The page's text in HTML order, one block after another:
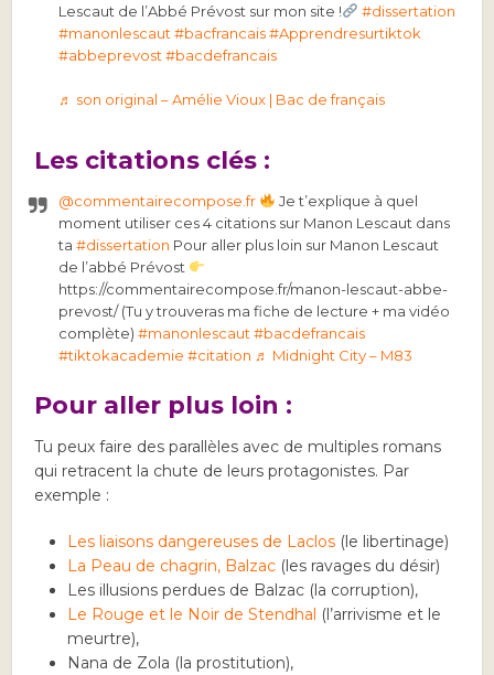
Lescaut de l’Abbé Prévost sur mon site !
#dissertation
#manonlescaut #bacfrancais #Apprendresurtiktok
#abbeprevost #bacdefrancais
♬ son original – Amélie Vioux | Bac de français
Les citations clés :
@commentairecompose.fr
Je t’explique à quel
moment utiliser ces 4 citations sur Manon Lescaut dans
ta#dissertation Pour aller plus loin sur Manon Lescaut
de l’abbé Prévost
https://commentairecompose.fr/manon-lescaut-abbe-
prevost/ (Tu y trouveras ma fiche de lecture + ma vidéo
complète)#manonlescaut #bacdefrancais
#tiktokacademie #citation ♬ Midnight City – M83
Pour aller plus loin :
Tu peux faire des parallèles avec de multiples romans
qui retracent la chute de leurs protagonistes. Par
exemple :
Les liaisons dangereuses de Laclos (le libertinage)
La Peau de chagrin, Balzac (les ravages du désir)
Les illusions perdues de Balzac (la corruption),
Le Rouge et le Noir de Stendhal (l’arrivisme et le
meurtre),
Nana de Zola (la prostitution),